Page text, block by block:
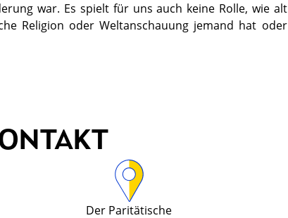
war. Es spielt für uns auch keine Rolle, wie alt
Religion oder Weltanschauung jemand hat oder
Der Paritätische